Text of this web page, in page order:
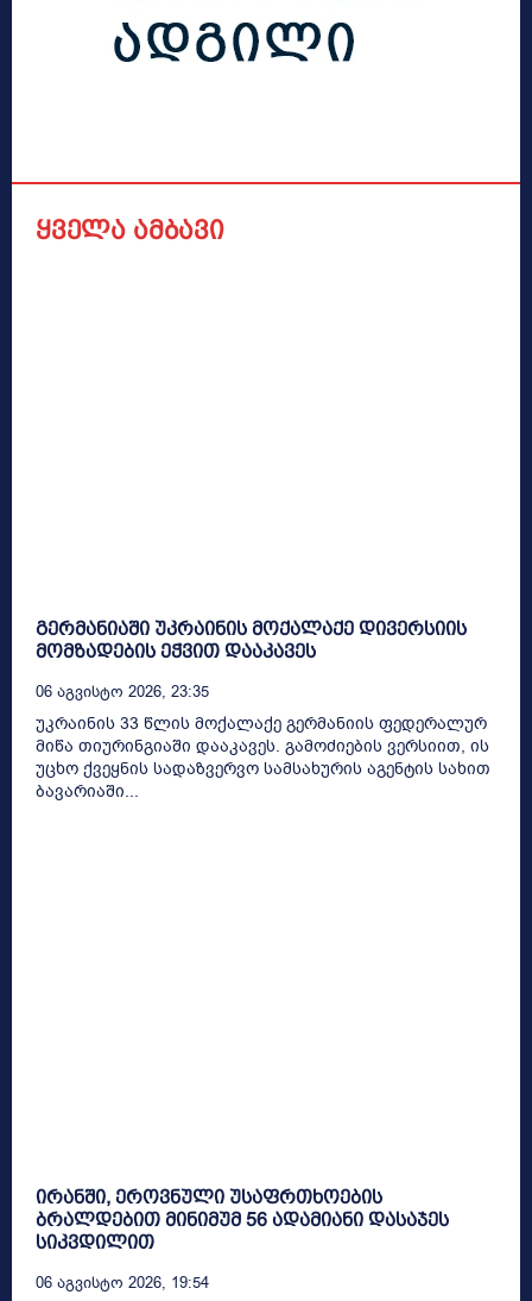
ყველა ამბავი
გერმანიაში უკრაინის მოქალაქე დივერსიის
მომზადების ეჭვით დააკავეს
06 Აგვისტო 2026, 23:35
უკრაინის 33 წლის მოქალაქე გერმანიის ფედერალურ
მიწა თიურინგიაში დააკავეს. გამოძიების ვერსიით, ის
უცხო ქვეყნის სადაზვერვო სამსახურის აგენტის სახით
ბავარიაში...
ირანში, ეროვნული უსაფრთხოების
ბრალდებით მინიმუმ 56 ადამიანი დასაჯეს
სიკვდილით
06 Აგვისტო 2026, 19:54